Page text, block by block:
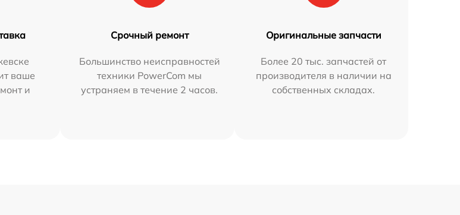
ваше
и
Срочный ремонт
Большинство неисправностей
техники PowerCom мы
устраняем в течение 2 часов.
Оригинальные запчасти
Более 20 тыс. запчастей от
производителя в наличии на
собственных складах.